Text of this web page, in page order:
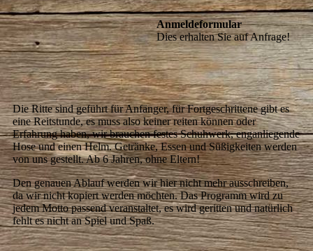
Anmeldeformular
Dies erhalten Sie auf Anfrage!
Die Ritte sind geführt für Anfänger, für Fortgeschrittene gibt es
eine Reitstunde, es muss also keiner reiten können oder
Erfahrung haben, wir brauchen festes Schuhwerk, enganliegende
Hose und einen Helm. Getränke, Essen und Süßigkeiten werden
von uns gestellt. Ab 6 Jahren, ohne Eltern!
Den genauen Ablauf werden wir hier nicht mehr ausschreiben,
da wir nicht kopiert werden möchten. Das Programm wird zu
jedem Motto passend veranstaltet, es wird geritten und natürlich
fehlt es nicht an Spiel und Spaß.